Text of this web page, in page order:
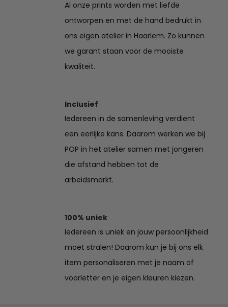
Al onze prints worden met liefde
ontworpen en met de hand bedrukt in
ons eigen atelier in Haarlem. Zo kunnen
we garant staan voor de mooiste
kwaliteit.
Inclusief
Iedereen in de samenleving verdient
een eerlijke kans. Daarom werken we bij
POP in het atelier samen met jongeren
die afstand hebben tot de
arbeidsmarkt.
100% uniek
Iedereen is uniek en jouw persoonlijkheid
moet stralen! Daarom kun je bij ons elk
item personaliseren met je naam of
voorletter en je eigen kleuren kiezen.